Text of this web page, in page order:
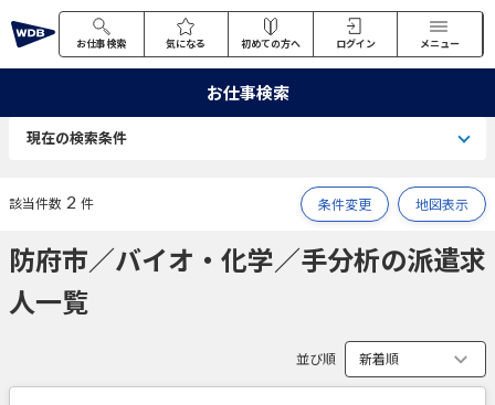
お仕事検索 気になる 初めての方へ ログイン メニュー
お仕事検索
現在の検索条件
該当件数 2 件 条件変更 地図表示
防府市／バイオ・化学／手分析の派遣求
人一覧
並び順